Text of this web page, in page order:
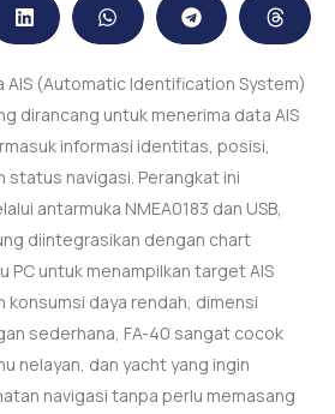
AIS (Automatic Identification System)
dirancang untuk menerima data AIS
informasi identitas, posisi,
status navigasi. Perangkat ini
antarmuka NMEA0183 dan USB,
diintegrasikan dengan chart
PC untuk menampilkan target AIS
konsumsi daya rendah, dimensi
sederhana, FA-40 sangat cocok
nelayan, dan yacht yang ingin
navigasi tanpa perlu memasang